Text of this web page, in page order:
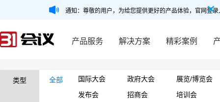
通知：尊敬的用户，为给您提供更好的产品体验，官网登
产品服务 解决方案 精彩案例
类型 全部 国际大会 政府大会
展览/博览会
发布会
招商会 培训会